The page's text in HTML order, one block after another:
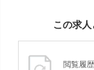
この求
閲覧履